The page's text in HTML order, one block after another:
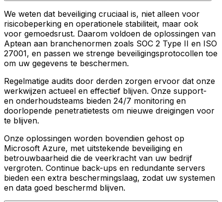
We weten dat beveiliging cruciaal is, niet alleen voor
risicobeperking en operationele stabiliteit, maar ook
voor gemoedsrust. Daarom voldoen de oplossingen van
Aptean aan branchenormen zoals SOC 2 Type II en ISO
27001, en passen we strenge beveiligingsprotocollen toe
om uw gegevens te beschermen.
Regelmatige audits door derden zorgen ervoor dat onze
werkwijzen actueel en effectief blijven. Onze support-
en onderhoudsteams bieden 24/7 monitoring en
doorlopende penetratietests om nieuwe dreigingen voor
te blijven.
Onze oplossingen worden bovendien gehost op
Microsoft Azure, met uitstekende beveiliging en
betrouwbaarheid die de veerkracht van uw bedrijf
vergroten. Continue back-ups en redundante servers
bieden een extra beschermingslaag, zodat uw systemen
en data goed beschermd blijven.